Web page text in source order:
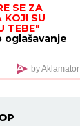
da zarađuju
iako im je
"Neka
novac ne
SE ZA
KOJI SU
TEBE"
oglašavanje
Stankovića:
šta rade"
by Aklamator